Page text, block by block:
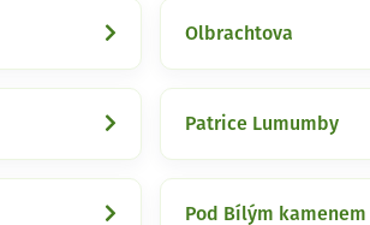
Olbrachtova
Patrice Lumumby
Pod Bílým kamenem